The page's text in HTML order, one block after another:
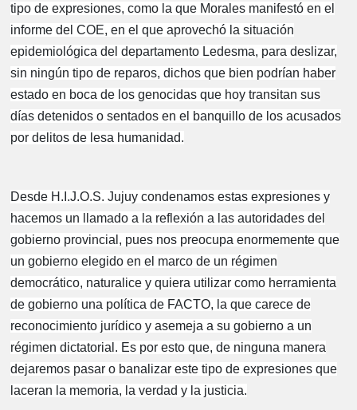
tipo de expresiones, como la que Morales manifestó en el
informe del COE, en el que aprovechó la situación
epidemiológica del departamento Ledesma, para deslizar,
sin ningún tipo de reparos, dichos que bien podrían haber
estado en boca de los genocidas que hoy transitan sus
días detenidos o sentados en el banquillo de los acusados
por delitos de lesa humanidad.
Desde H.I.J.O.S. Jujuy condenamos estas expresiones y
hacemos un llamado a la reflexión a las autoridades del
gobierno provincial, pues nos preocupa enormemente que
un gobierno elegido en el marco de un régimen
democrático, naturalice y quiera utilizar como herramienta
de gobierno una política de FACTO, la que carece de
reconocimiento jurídico y asemeja a su gobierno a un
régimen dictatorial. Es por esto que, de ninguna manera
dejaremos pasar o banalizar este tipo de expresiones que
laceran la memoria, la verdad y la justicia.